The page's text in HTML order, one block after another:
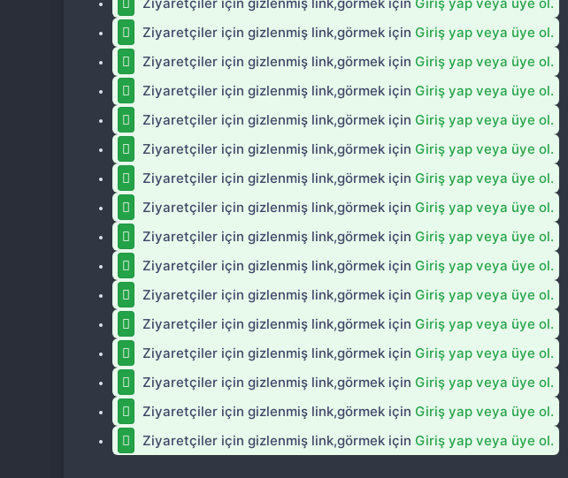
Ziyaretçiler için gizlenmiş link,görmek için Giriş yap veya üye ol.
Ziyaretçiler için gizlenmiş link,görmek için Giriş yap veya üye ol.
Ziyaretçiler için gizlenmiş link,görmek için Giriş yap veya üye ol.
Ziyaretçiler için gizlenmiş link,görmek için Giriş yap veya üye ol.
Ziyaretçiler için gizlenmiş link,görmek için Giriş yap veya üye ol.
Ziyaretçiler için gizlenmiş link,görmek için Giriş yap veya üye ol.
Ziyaretçiler için gizlenmiş link,görmek için Giriş yap veya üye ol.
Ziyaretçiler için gizlenmiş link,görmek için Giriş yap veya üye ol.
Ziyaretçiler için gizlenmiş link,görmek için Giriş yap veya üye ol.
Ziyaretçiler için gizlenmiş link,görmek için Giriş yap veya üye ol.
Ziyaretçiler için gizlenmiş link,görmek için Giriş yap veya üye ol.
Ziyaretçiler için gizlenmiş link,görmek için Giriş yap veya üye ol.
Ziyaretçiler için gizlenmiş link,görmek için Giriş yap veya üye ol.
Ziyaretçiler için gizlenmiş link,görmek için Giriş yap veya üye ol.
Ziyaretçiler için gizlenmiş link,görmek için Giriş yap veya üye ol.